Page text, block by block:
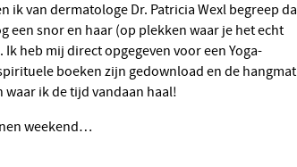
een snor en haar (op plekken waar je het echt
heb mij direct opgegeven voor een Yoga-
boeken zijn gedownload en de hangmat
waar ik de tijd vandaan haal!
weekend…